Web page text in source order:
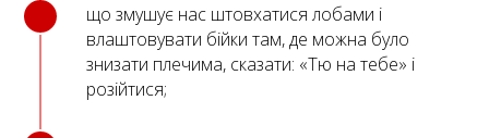
що змушує нас штовхатися лобами і
влаштовувати бійки там, де можна було
знизати плечима, сказати: «Тю на тебе» і
розійтися;